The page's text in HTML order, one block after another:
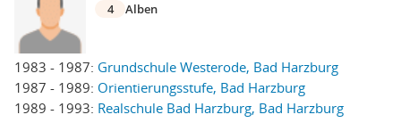
1983 - 1987: Grundschule Westerode, Bad Harzburg
1987 - 1989: Orientierungsstufe, Bad Harzburg
1989 - 1993: Realschule Bad Harzburg, Bad Harzburg
4
Alben